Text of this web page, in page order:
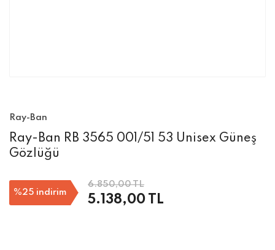
Ray-Ban
Ray-Ban RB 3565 001/51 53 Unisex Güneş
Gözlüğü
%25 indirim
6.850,00 TL
5.138,00 TL